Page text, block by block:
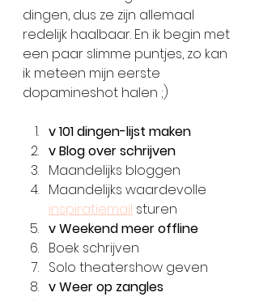
dingen, dus ze zijn allemaal
redelijk haalbaar. En ik begin met
een paar slimme puntjes, zo kan
ik meteen mijn eerste
dopamineshot halen ;)
v 101 dingen-lijst maken
v Blog over schrijven
Maandelijks bloggen
Maandelijks waardevolle
inspiratiemail sturen
v Weekend meer offline
Boek schrijven
Solo theatershow geven
v Weer op zangles